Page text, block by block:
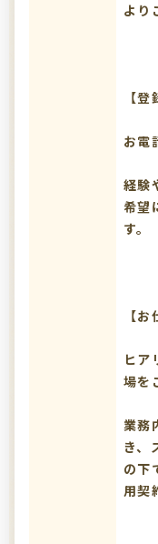
より
【登
お電
経験
希望
す。
【
ヒア
場を
業務
き、
の下
用契